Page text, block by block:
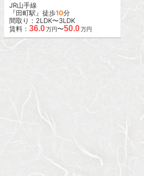
JR山手線
『田町駅』徒歩10分
間取り：2LDK〜3LDK
賃料： 36.0万円〜50.0万円